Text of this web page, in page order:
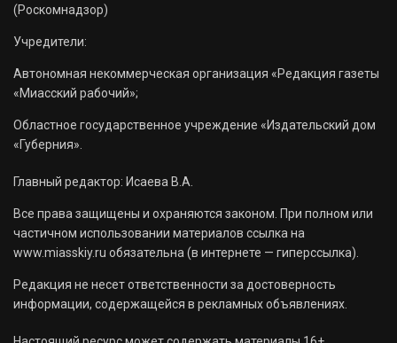
(Роскомнадзор)
Учредители:
Автономная некоммерческая организация «Редакция газеты
«Миасский рабочий»;
Областное государственное учреждение «Издательский дом
«Губерния».
Главный редактор: Исаева В.А.
Все права защищены и охраняются законом. При полном или
частичном использовании материалов ссылка на
www.miasskiy.ru обязательна (в интернете — гиперссылка).
Редакция не несет ответственности за достоверность
информации, содержащейся в рекламных объявлениях.